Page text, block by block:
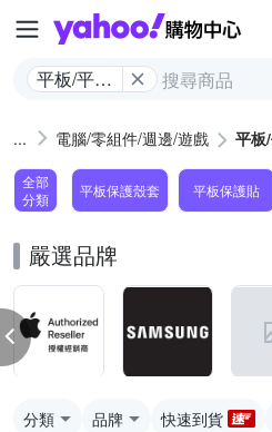
平板/平板
電腦/零組件/週邊/遊戲 平板
全部
分類
平板保護殼套 平板保護貼
嚴選品牌
分類 品牌 快速到貨